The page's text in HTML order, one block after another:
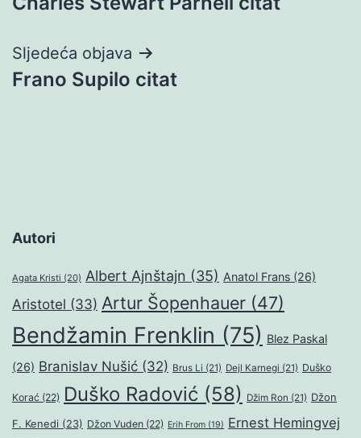
objava
Sljedeća objava
Frano Supilo citat
Autori
Agata Kristi (20) Albert Ajnštajn (35) Anatol Frans (26)
Aristotel (33) Artur Šopenhauer (47)
Bendžamin Frenklin (75) Blez Paskal
(26) Branislav Nušić (32) Brus Li (21) Dejl Karnegi (21) Duško
Korać (22) Duško Radović (58) Džim Ron (21) Džon
F. Kenedi (23) Džon Vuden (22) Erih From (19) Ernest Hemingvej